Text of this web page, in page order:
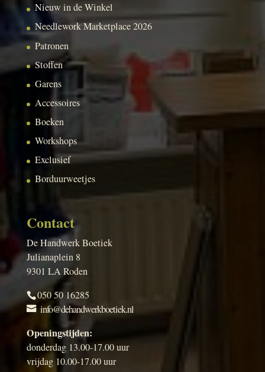
Nieuw in de Winkel
Needlework Marketplace 2026
Patronen
Stoffen
Garens
Accessoires
Boeken
Workshops
Exclusief
Borduurweetjes
Contact
De Handwerk Boetiek
Julianaplein 8
9301 LA Roden
050 50 16285
info@dehandwerkboetiek.nl
Openingstijden:
donderdag 13.00-17.00 uur
vrijdag 10.00-17.00 uur